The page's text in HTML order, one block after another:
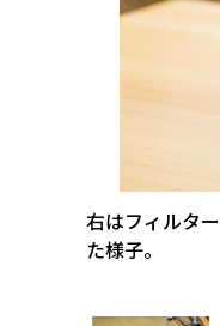
右はフィルタ
た様子。